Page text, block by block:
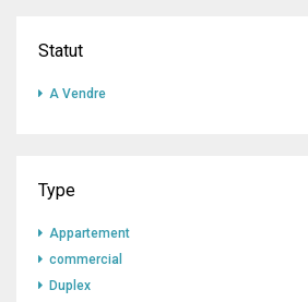
Statut
A Vendre
Type
Appartement
commercial
Duplex